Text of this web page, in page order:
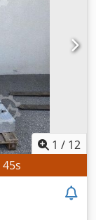
1 / 12
43s